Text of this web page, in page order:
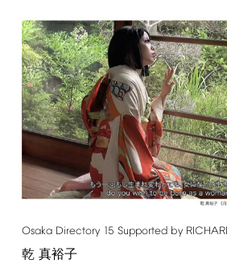
Osaka Directory 15 Supported by
乾 真裕子